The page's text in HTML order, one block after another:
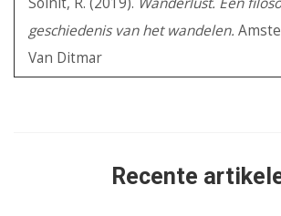
geschiedenis van het wandelen.
Van Ditmar
Recente